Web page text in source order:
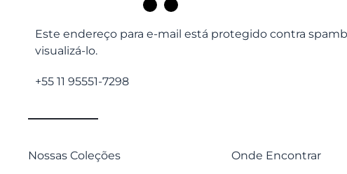
Este endereço para e-mail está protegido contra
visualizá-lo.
+55 11 95551-7298
Nossas Coleções
Onde Encontrar